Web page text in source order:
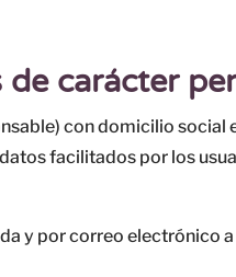
carácter
con domicilio social
facilitados por los
y por correo electrónico